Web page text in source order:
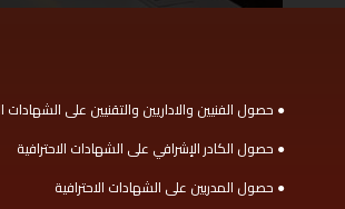
● حصول الفنيين والاداريين والتقنيين على الشهادات
● حصول الكادر الإشرافي على الشهادات الاحترافية
● حصول المدربين على الشهادات الاحترافية